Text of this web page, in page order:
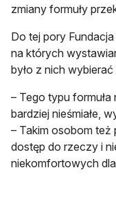
zmiany formuły
Do tej pory
na których
było z nich
– Tego typu
bardziej nieśmiałe,
– Takim osobom też
dostęp do rzeczy i
niekomfortowych